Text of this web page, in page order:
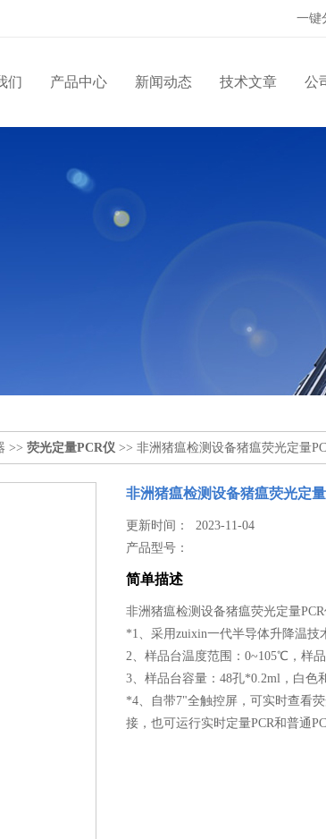
一键
们 产品中心 新闻动态 技术文章 公
>> 荧光定量PCR仪 >> 非洲猪瘟检测设备猪瘟荧光定量
非洲猪瘟检测设备猪瘟荧光定
更新时间： 2023-11-04
产品型号：
简单描述
非洲猪瘟检测设备猪瘟荧光定量PCR
*1、采用zuixin一代半导体升降温技
2、样品台温度范围：0~105℃，样
3、样品台容量：48孔*0.2ml，白色
*4、自带7"全触控屏，可实时查看
接，也可运行实时定量PCR和普通